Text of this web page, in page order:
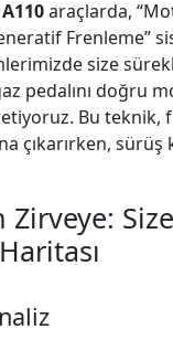
araçlarda,
Frenleme”
size
pedalını doğru
Bu teknik,
çıkarırken,
Zirveye: